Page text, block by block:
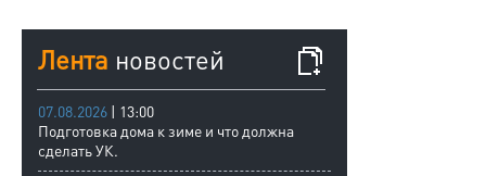
Лента новостей
07.08.2026 | 13:00
Подготовка дома к зиме и что должна
сделать УК.